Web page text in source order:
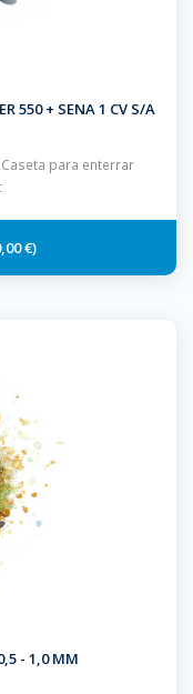
550 + SENA 1 CV S/A
Caseta para enterrar
€
- 1,0 MM